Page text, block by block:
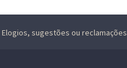
Elogios, sugestões ou reclamações